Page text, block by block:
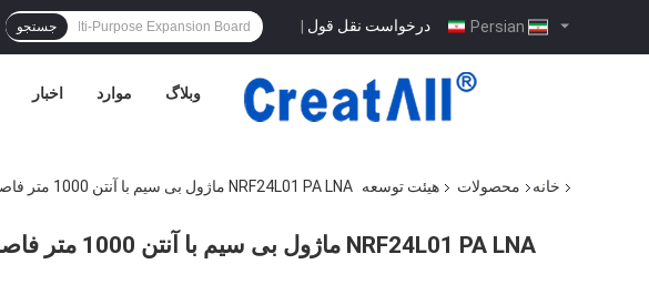
درخواست نقل قول | جستجو
اخبار موارد وبلاگ
خانه محصولات هیئت توسعه NRF24L01 PA LNA ماژول بی سیم با آنتن 1000 متر فاصله طولانی FZ0410
NRF24L01 PA LNA ماژول بی سیم با آنتن 1000 متر فاصله طولانی FZ0410